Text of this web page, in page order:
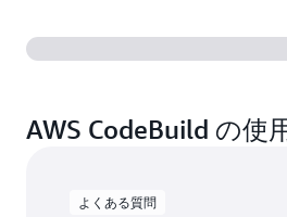
AWS CodeBuild の使
よくある質問